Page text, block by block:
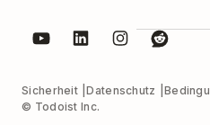
Sicherheit Datenschutz
© Todoist Inc.